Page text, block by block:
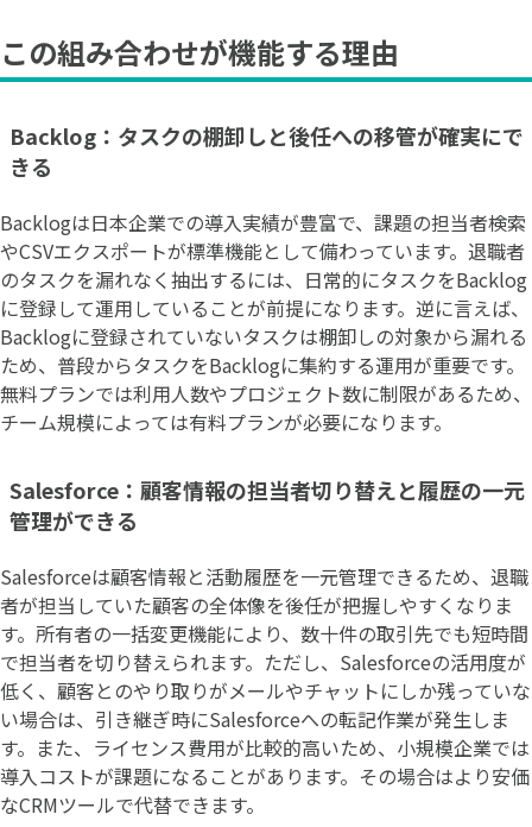
この組み合わせが機能する理由
Backlog：タスクの棚卸しと後任への移管が確実にで
きる
Backlogは日本企業での導入実績が豊富で、課題の担当者検索
やCSVエクスポートが標準機能として備わっています。退職者
のタスクを漏れなく抽出するには、日常的にタスクをBacklog
に登録して運用していることが前提になります。逆に言えば、
Backlogに登録されていないタスクは棚卸しの対象から漏れる
ため、普段からタスクをBacklogに集約する運用が重要です。
無料プランでは利用人数やプロジェクト数に制限があるため、
チーム規模によっては有料プランが必要になります。
Salesforce：顧客情報の担当者切り替えと履歴の一元
管理ができる
Salesforceは顧客情報と活動履歴を一元管理できるため、退職
者が担当していた顧客の全体像を後任が把握しやすくなりま
す。所有者の一括変更機能により、数十件の取引先でも短時間
で担当者を切り替えられます。ただし、Salesforceの活用度が
低く、顧客とのやり取りがメールやチャットにしか残っていな
い場合は、引き継ぎ時にSalesforceへの転記作業が発生しま
す。また、ライセンス費用が比較的高いため、小規模企業では
導入コストが課題になることがあります。その場合はより安価
なCRMツールで代替できます。